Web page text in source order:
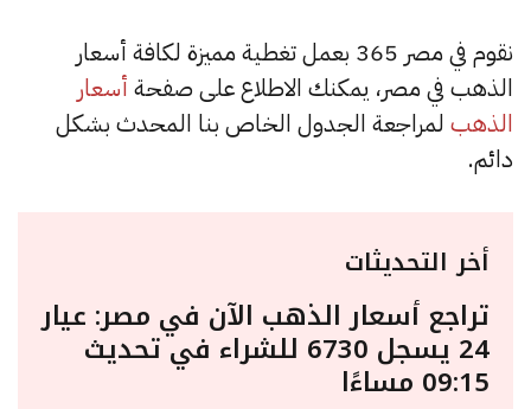
نقوم في مصر 365 بعمل تغطية مميزة لكافة أسعار
الذهب في مصر، يمكنك الاطلاع على صفحة أسعار
الذهب لمراجعة الجدول الخاص بنا المحدث بشكل
دائم.
أخر التحديثات
تراجع أسعار الذهب الآن في مصر: عيار
24 يسجل 6730 للشراء في تحديث
09:15 مساءًا